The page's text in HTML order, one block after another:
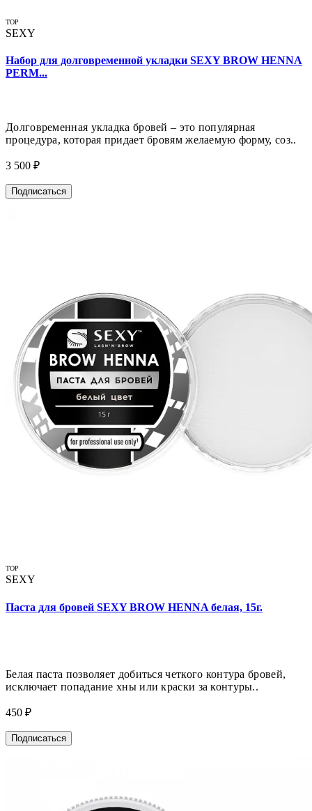
TOP
SEXY
Набор для долговременной укладки SEXY BROW HENNA
PERM...
Долговременная укладка бровей – это популярная
процедура, которая придает бровям желаемую форму, соз..
3 500 ₽
Подписаться
TOP
SEXY
Паста для бровей SEXY BROW HENNA белая, 15г.
Белая паста позволяет добиться четкого контура бровей,
исключает попадание хны или краски за контуры..
450 ₽
Подписаться